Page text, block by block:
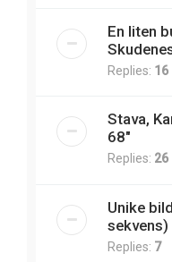
En liten
Replies: 16
Stava,
68"
Replies: 26
Unike
sekvens)
Replies: 7